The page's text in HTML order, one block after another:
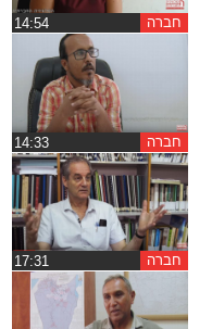
חברה
חברה
חברה